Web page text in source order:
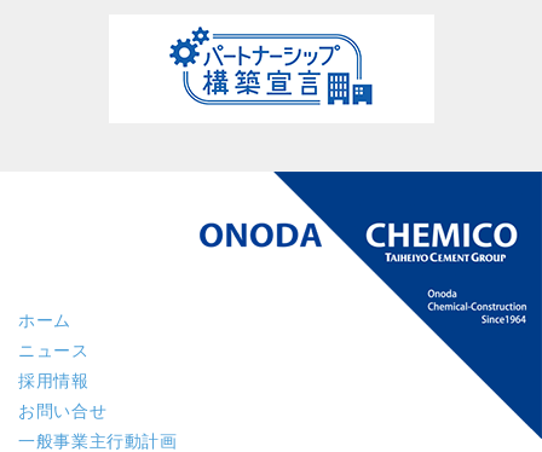
ホーム
ニュース
採用情報
お問い合せ
一般事業主行動計画